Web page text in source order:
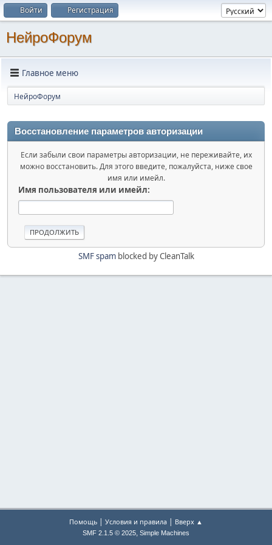
Войти Регистрация
НейроФорум
Главное меню
НейроФорум
Восстановление параметров авторизации
Если забыли свои параметры авторизации, не переживайте, их
можно восстановить. Для этого введите, пожалуйста, ниже свое
имя или имейл.
Имя пользователя или имейл:
SMF spamblocked by CleanTalk
Помощь | Условия и правила | Вверх ▲
SMF 2.1.5 © 2025, Simple Machines